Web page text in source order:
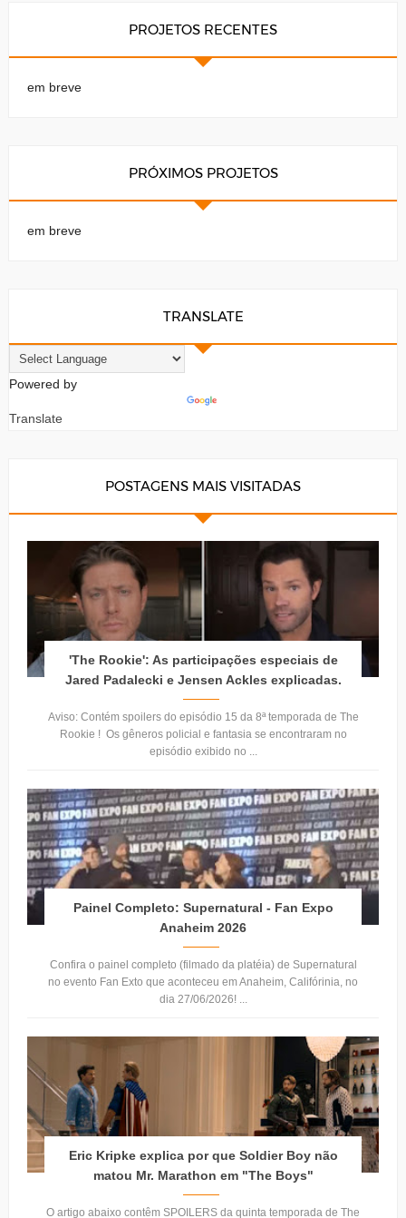
PROJETOS RECENTES
em breve
PRÓXIMOS PROJETOS
em breve
TRANSLATE
Powered by
Translate
POSTAGENS MAIS VISITADAS
'The Rookie': As participações especiais de
Jared Padalecki e Jensen Ackles explicadas.
Aviso: Contém spoilers do episódio 15 da 8ª temporada de The
Rookie ! Os gêneros policial e fantasia se encontraram no
episódio exibido no ...
Painel Completo: Supernatural - Fan Expo
Anaheim 2026
Confira o painel completo (filmado da platéia) de Supernatural
no evento Fan Exto que aconteceu em Anaheim, Califórinia, no
dia 27/06/2026! ...
Eric Kripke explica por que Soldier Boy não
matou Mr. Marathon em "The Boys"
O artigo abaixo contêm SPOILERS da quinta temporada de The